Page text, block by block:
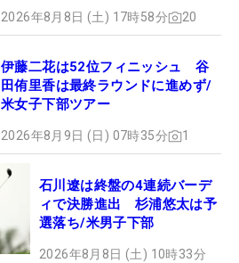
2026年8月8日 (土) 17時58分 20
伊藤二花は52位フィニッシュ 谷
田侑里香は最終ラウンドに進めず/
米女子下部ツアー
2026年8月9日 (日) 07時35分 1
石川遼は終盤の4連続バーデ
ィで決勝進出 杉浦悠太は予
選落ち/米男子下部
2026年8月8日 (土) 10時33分